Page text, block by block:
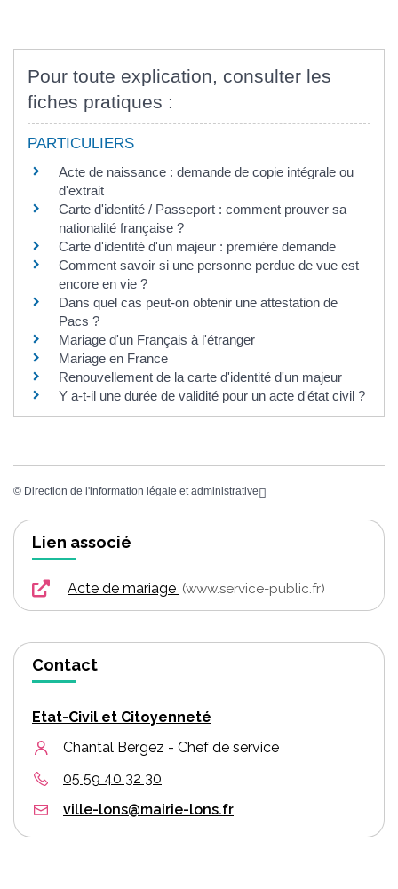
Pour toute explication, consulter les
fiches pratiques :
PARTICULIERS
Acte de naissance : demande de copie intégrale ou
d'extrait
Carte d'identité / Passeport : comment prouver sa
nationalité française ?
Carte d'identité d'un majeur : première demande
Comment savoir si une personne perdue de vue est
encore en vie ?
Dans quel cas peut-on obtenir une attestation de
Pacs ?
Mariage d'un Français à l'étranger
Mariage en France
Renouvellement de la carte d'identité d'un majeur
Y a-t-il une durée de validité pour un acte d'état civil ?
© Direction de l'information légale et administrative
Lien associé
Acte de mariage www.service-public.fr
Contact
Etat-Civil et Citoyenneté
Chantal Bergez - Chef de service
05 59 40 32 30
ville-lons@mairie-lons.fr